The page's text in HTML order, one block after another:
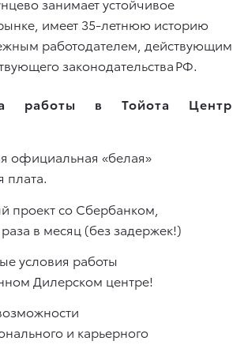
занимает устойчивое
имеет 35-летнюю историю
работодателем, действующим
законодательства РФ.
работы в Тойота Центр
официальная «белая»
плата.
проект со Сбербанком,
в месяц (без задержек!)
условия работы
Дилерском центре!
и карьерного